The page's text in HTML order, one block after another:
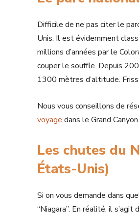
Difficile de ne pas citer le
Unis. Il est évidemment
millions d’années par le
couper le souffle. Depuis
1300 mètres d’altitude.
Nous vous conseillons de
voyage dans le Grand
Les chutes du
États-Unis)
Si on vous demande dans
“Niagara”. En réalité, il